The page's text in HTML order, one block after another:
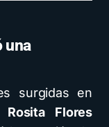
una
surgidas en
Rosita Flores